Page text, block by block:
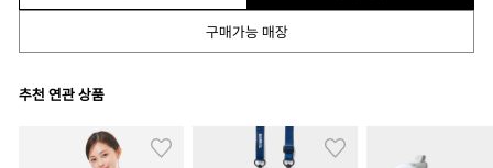
구매가능 매장
추천 연관 상품